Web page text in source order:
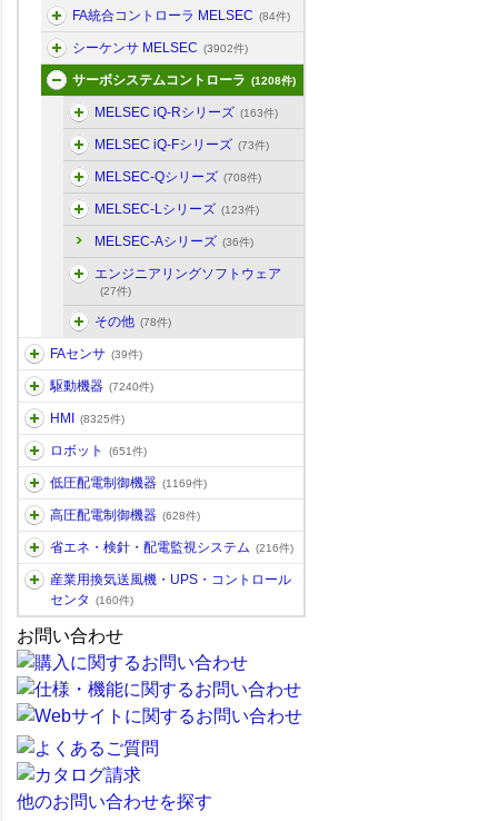
FA統合コントローラ MELSEC (84件)
シーケンサ MELSEC (3902件)
サーボシステムコントローラ (1208件)
MELSEC iQ-Rシリーズ (163件)
MELSEC iQ-Fシリーズ (73件)
MELSEC-Qシリーズ (708件)
MELSEC-Lシリーズ (123件)
MELSEC-Aシリーズ (36件)
エンジニアリングソフトウェア
(27件)
その他 (78件)
FAセンサ (39件)
駆動機器 (7240件)
HMI (8325件)
ロボット (651件)
低圧配電制御機器 (1169件)
高圧配電制御機器 (628件)
省エネ・検針・配電監視システム (216件)
産業用換気送風機・UPS・コントロール
センタ
(160件)
お問い合わせ
他のお問い合わせを探す